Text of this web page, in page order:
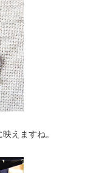
えますね。